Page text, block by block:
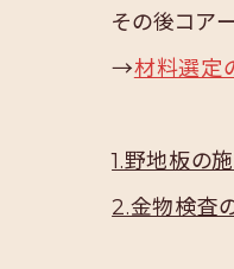
その後コア
→材料選定
1.野地板の
2.金物検査